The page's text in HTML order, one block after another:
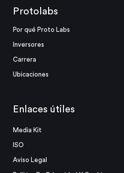
Protolabs
Por qué Proto Labs
Inversores
Carrera
Ubicaciones
Enlaces útiles
Media Kit
ISO
Aviso Legal